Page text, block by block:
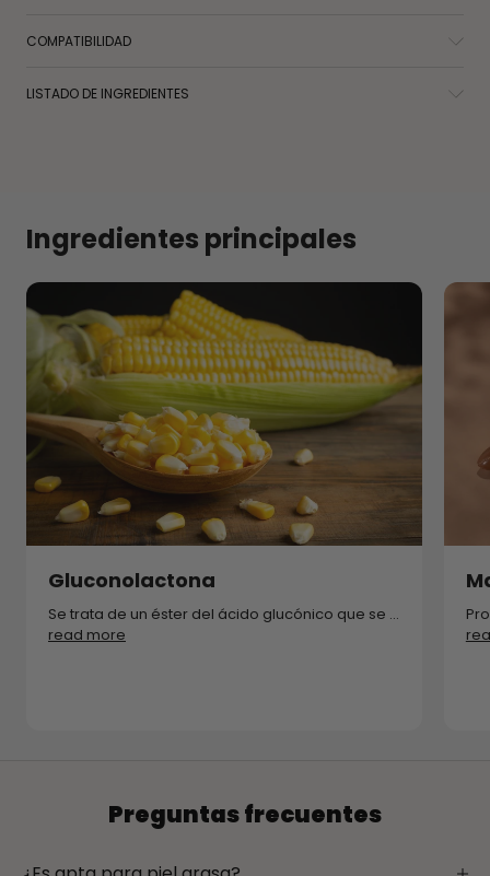
COMPATIBILIDAD
LISTADO DE INGREDIENTES
Ingredientes principales
Gluconolactona
Se trata de un éster del ácido glucónico que se ...
read more
Preguntas frecuentes